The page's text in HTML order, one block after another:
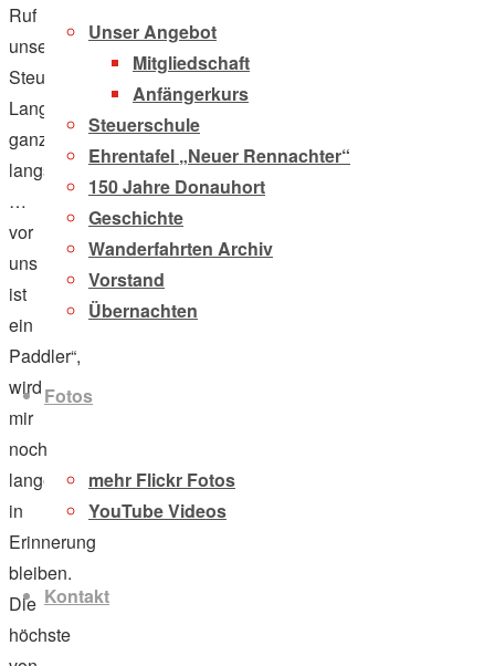
Unser Angebot
Mitgliedschaft
Anfängerkurs
Steuerschule
Ehrentafel „Neuer Rennachter“
150 Jahre Donauhort
Geschichte
Wanderfahrten Archiv
Vorstand
Übernachten
Fotos
mehr Flickr Fotos
YouTube Videos
Kontakt
Ruf
unserer
Steuerfrau:“
Langsam,
ganz
langsam
…
vor
uns
ist
ein
Paddler“,
wird
mir
noch
lange
in
Erinnerung
bleiben.
Die
höchste